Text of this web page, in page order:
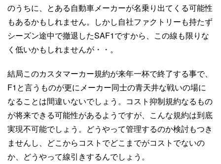
のうちに、とある自動車メーカーが名乗り出てくる可能性
もあるかもしれません。しかし自社ファクトリーも持たず
シーズン途中で撤退したSAF1ですから、この線も限りな
く低いかもしれませんが・・。
結局このカスタマーカー規約が来年一杯で終了する事で、
F1と言うものが更にメーカー同士の青天井な戦いの場に
なることは間違いないでしょう。コスト抑制規約なるもの
が将来できる可能性があるようですが、こんな規約は到底
実現不可能でしょう。どうやって管理するのか検討もつき
ませんし、どこからコストでどこまでがコストでないの
か、どうやって線引きするんでしょう。